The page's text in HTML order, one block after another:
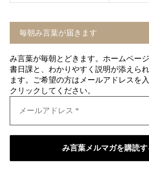
毎朝み言葉が届きます
み言葉が毎朝とどきます。ホームペー
書日課と、わかりやすく説明が添えら
ます。ご希望の方はメールアドレスを
クリックしてください。